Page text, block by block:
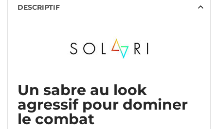
DESCRIPTIF
Un sabre au look
agressif pour dominer
le combat